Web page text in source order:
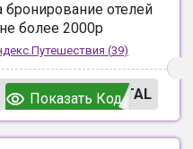
бронирование отелей
более 2000р
(39)
TAL
Показать Код